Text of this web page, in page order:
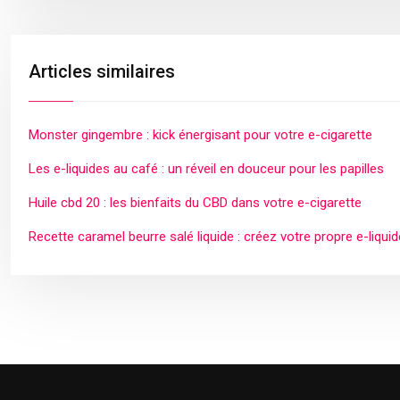
Articles similaires
Monster gingembre : kick énergisant pour votre e-cigarette
Les e-liquides au café : un réveil en douceur pour les papilles
Huile cbd 20 : les bienfaits du CBD dans votre e-cigarette
Recette caramel beurre salé liquide : créez votre propre e-